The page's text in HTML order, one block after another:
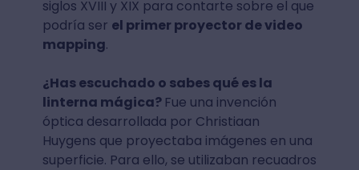
siglos XVIII y XIX para contarte sobre el que
podría ser el primer proyector de video
mapping.
¿Has escuchado o sabes qué es la
linterna mágica? Fue una invención
óptica desarrollada por Christiaan
Huygens que proyectaba imágenes en una
superficie. Para ello, se utilizaban recuadros